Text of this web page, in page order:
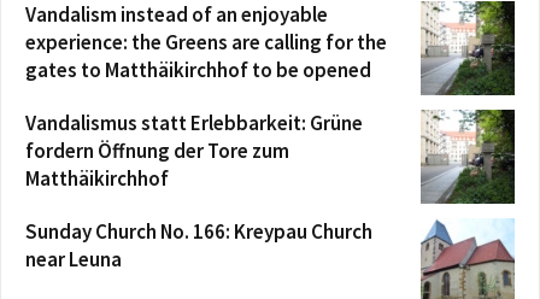
Vandalism instead of an enjoyable
experience: the Greens are calling for the
gates to Matthäikirchhof to be opened
Vandalismus statt Erlebbarkeit: Grüne
fordern Öffnung der Tore zum
Matthäikirchhof
Sunday Church No. 166: Kreypau Church
near Leuna